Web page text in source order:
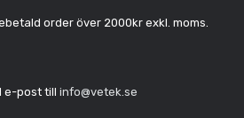
order över 2000kr exkl. moms.
e-post till info@vetek.se